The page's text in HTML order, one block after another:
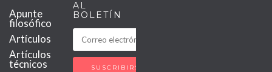
Apunte
filosófico
Artículos
Artículos
técnicos
AL
BOLETÍN